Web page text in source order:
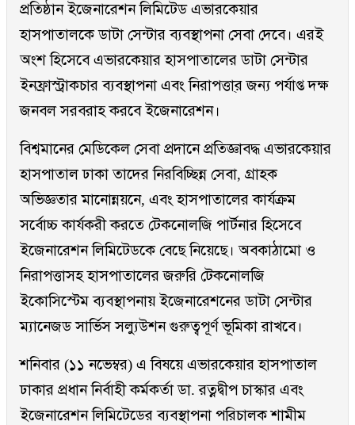
প্রতিষ্ঠান ইজেনারেশন লিমিটেড এভারকেয়ার
হাসপাতালকে ডাটা সেন্টার ব্যবস্থাপনা সেবা দেবে। এরই
অংশ হিসেবে এভারকেয়ার হাসপাতালের ডাটা সেন্টার
ইনফ্রাস্ট্রাকচার ব্যবস্থাপনা এবং নিরাপত্তা্র জন্য পর্যাপ্ত দক্ষ
জনবল সরবরাহ করবে ইজেনারেশন।
বিশ্বমানের মেডিকেল সেবা প্রদানে প্রতিজ্ঞাবদ্ধ এভারকেয়ার
হাসপাতাল ঢাকা তাদের নিরবিচ্ছিন্ন সেবা, গ্রাহক
অভিজ্ঞতার মানোন্নয়নে, এবং হাসপাতালের কার্যক্রম
সর্বোচ্চ কার্যকরী করতে টেকনোলজি পার্টনার হিসেবে
ইজেনারেশন লিমিটেডকে বেছে নিয়েছে। অবকাঠামো ও
নিরাপত্তাসহ হাসপাতালের জরুরি টেকনোলজি
ইকোসিস্টেম ব্যবস্থাপনায় ইজেনারেশনের ডাটা সেন্টার
ম্যানেজড সার্ভিস সল্যুউশন গুরুত্বপূর্ণ ভূমিকা রাখবে।
শনিবার (১১ নভেম্বর) এ বিষয়ে এভারকেয়ার হাসপাতাল
ঢাকার প্রধান নির্বাহী কর্মকর্তা ডা. রত্নদ্বীপ চাস্কার এবং
ইজেনারেশন লিমিটেডের ব্যবস্থাপনা পরিচালক শামীম